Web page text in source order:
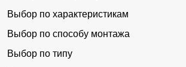
Выбор по характеристикам
Выбор по способу монтажа
Выбор по типу